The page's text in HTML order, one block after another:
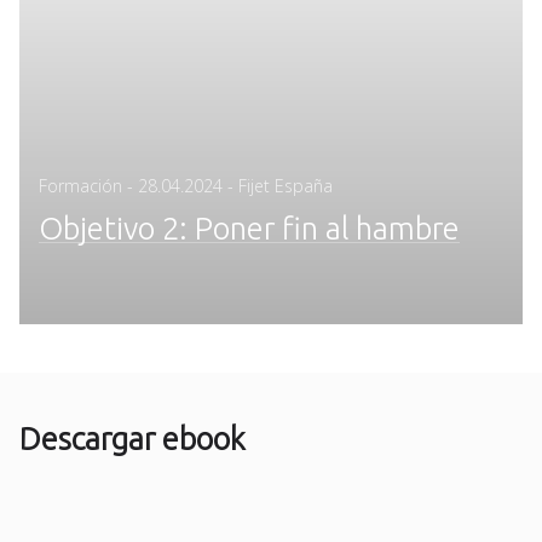
Formación - Posted
28.04.2024 - Fijet España
Objetivo 2: Poner fin al hambre
Descargar ebook